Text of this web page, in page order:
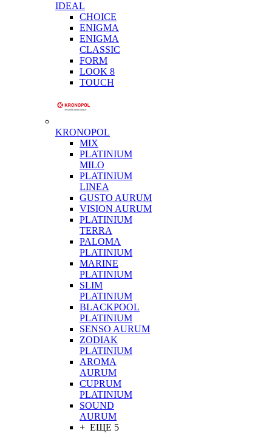
IDEAL
CHOICE
ENIGMA
ENIGMA
CLASSIC
FORM
LOOK 8
TOUCH
KRONOPOL
MIX
PLATINIUM
MILO
PLATINIUM
LINEA
GUSTO AURUM
VISION AURUM
PLATINIUM
TERRA
PALOMA
PLATINIUM
MARINE
PLATINIUM
SLIM
PLATINIUM
BLACKPOOL
PLATINIUM
SENSO AURUM
ZODIAK
PLATINIUM
AROMA
AURUM
CUPRUM
PLATINIUM
SOUND
AURUM
+ ЕЩЕ 5